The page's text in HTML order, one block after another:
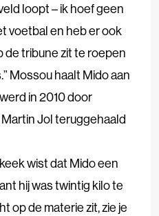
loopt – ik hoef geen
voetbal en heb er ook
de tribune zit te roepen
Mossou haalt Mido aan
in 2010 door
Jol teruggehaald
wist dat Mido een
hij was twintig kilo te
op de materie zit, zie je